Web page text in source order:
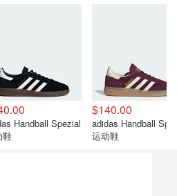
Handball Spezial
鞋
$140.00
adidas Handball
运动鞋